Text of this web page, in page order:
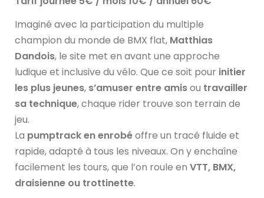
Imaginé avec la participation du multiple
champion du monde de BMX flat, Matthias
Dandois, le site met en avant une approche
ludique et inclusive du vélo. Que ce soit pour initier
les plus jeunes, s’amuser entre amisou travailler
sa technique, chaque rider trouve son terrain de
jeu.
La pumptrack en enrobéoffre un tracé fluide et
rapide, adapté à tous les niveaux. On y enchaîne
facilement les tours, que l’on roule en VTT, BMX,
draisienne ou trottinette.